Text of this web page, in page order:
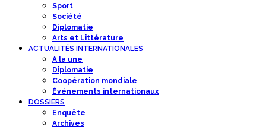
Sport
Société
Diplomatie
Arts et Littérature
ACTUALITÉS INTERNATIONALES
A la une
Diplomatie
Coopération mondiale
Événements internationaux
DOSSIERS
Enquête
Archives